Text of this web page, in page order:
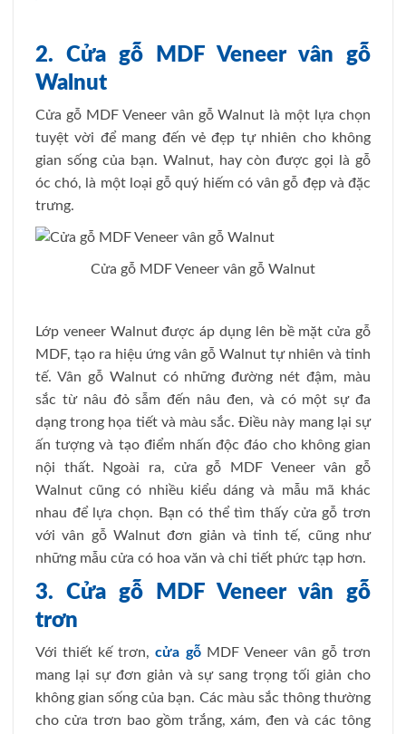
2. Cửa gỗ MDF Veneer vân gỗ
Walnut
Cửa gỗ MDF Veneer vân gỗ Walnut là một lựa chọn
tuyệt vời để mang đến vẻ đẹp tự nhiên cho không
gian sống của bạn. Walnut, hay còn được gọi là gỗ
óc chó, là một loại gỗ quý hiếm có vân gỗ đẹp và đặc
trưng.
Cửa gỗ MDF Veneer vân gỗ Walnut
Lớp veneer Walnut được áp dụng lên bề mặt cửa gỗ
MDF, tạo ra hiệu ứng vân gỗ Walnut tự nhiên và tinh
tế. Vân gỗ Walnut có những đường nét đậm, màu
sắc từ nâu đỏ sẫm đến nâu đen, và có một sự đa
dạng trong họa tiết và màu sắc. Điều này mang lại sự
ấn tượng và tạo điểm nhấn độc đáo cho không gian
nội thất. Ngoài ra, cửa gỗ MDF Veneer vân gỗ
Walnut cũng có nhiều kiểu dáng và mẫu mã khác
nhau để lựa chọn. Bạn có thể tìm thấy cửa gỗ trơn
với vân gỗ Walnut đơn giản và tinh tế, cũng như
những mẫu cửa có hoa văn và chi tiết phức tạp hơn.
3. Cửa gỗ MDF Veneer vân gỗ
trơn
Với thiết kế trơn,cửa gỗMDF Veneer vân gỗ trơn
mang lại sự đơn giản và sự sang trọng tối giản cho
không gian sống của bạn. Các màu sắc thông thường
cho cửa trơn bao gồm trắng, xám, đen và các tông